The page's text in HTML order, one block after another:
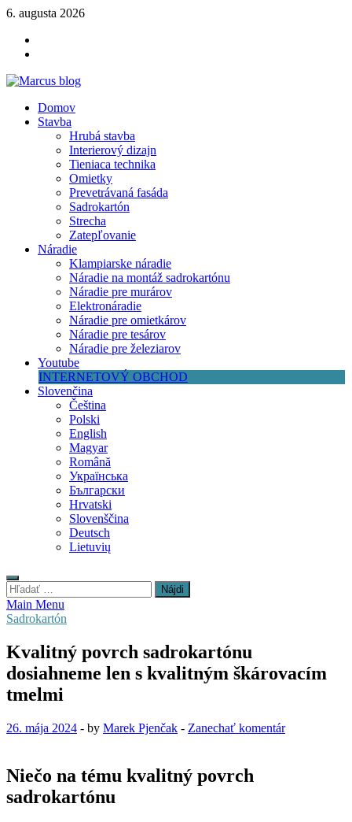
Skip
content
6. augusta 2026
NÁRADIE
Marcus blog
Stavebné profily, náradie, izolácie
Domov
Stavba
Hrubá stavba
Interierový dizajn
Tieniaca technika
Omietky
Prevetrávaná fasáda
Sadrokartón
Strecha
Zatepľovanie
Náradie
Klampiarske náradie
Náradie na montáž sadrokartónu
Náradie pre murárov
Elektronáradie
Náradie pre omietkárov
Náradie pre tesárov
Náradie pre železiarov
Youtube
INTERNETOVÝ OBCHOD
Slovenčina
Čeština
Polski
English
Magyar
Română
Українська
Български
Hrvatski
Slovenščina
Deutsch
Lietuvių
Hľadať:
Main Menu
Sadrokartón
Kvalitný povrch sadrokartónu
dosiahneme len s kvalitným škárovacím
tmelmi
26. mája 2024 - by Marek Pjenčak - Zanechať komentár
Niečo na tému kvalitný povrch
sadrokartónu